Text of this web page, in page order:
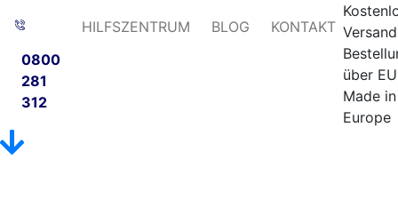
0800
281
312
HILFSZENTRUM BLOG KONTAKT
über
Made in
Europe